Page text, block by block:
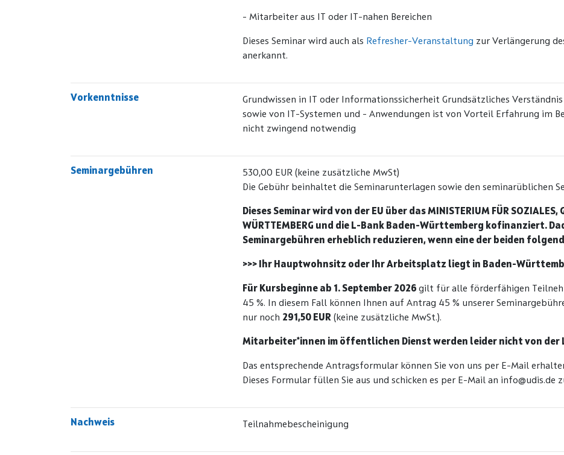
- Mitarbeiter aus IT oder IT-nahen Bereichen
Dieses Seminar wird auch als Refresher-Veranstaltung zur Verlängerung
anerkannt.
Vorkenntnisse
Grundwissen in IT oder Informationssicherheit Grundsätzliches
sowie von IT-Systemen und - Anwendungen ist von Vorteil Erfahrung im
nicht zwingend notwendig
Seminargebühren
530,00 EUR (keine zusätzliche MwSt)
Die Gebühr beinhaltet die Seminarunterlagen sowie den seminarüblichen
Dieses Seminar wird von der EU über das MINISTERIUM FÜR SOZIALES,
WÜRTTEMBERG und die L-Bank Baden-Württemberg kofinanziert.
Seminargebühren erheblich reduzieren, wenn eine der beiden
>>> Ihr Hauptwohnsitz oder Ihr Arbeitsplatz liegt in Baden-
Für Kursbeginne ab 1. September 2026 gilt für alle förderfähigen
45 %. In diesem Fall können Ihnen auf Antrag 45 % unserer
nur noch 291,50 EUR (keine zusätzliche MwSt.).
Mitarbeiter*innen im öffentlichen Dienst werden leider nicht von der
Das entsprechende Antragsformular können Sie von uns per E-Mail
Dieses Formular füllen Sie aus und schicken es per E-Mail an info@udis.de
Nachweis Teilnahmebescheinigung